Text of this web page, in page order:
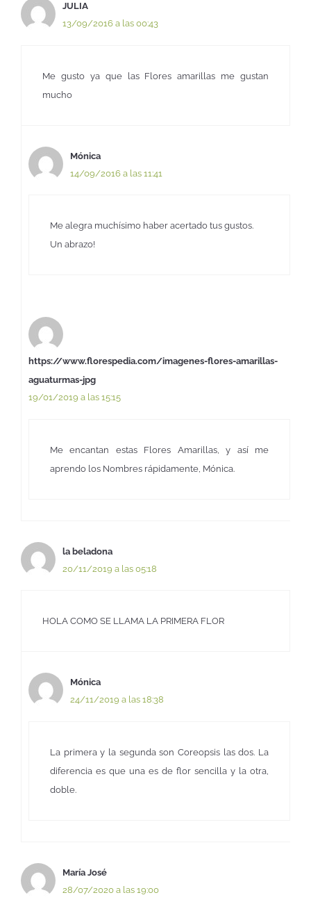
JULIA
13/09/2016 a las 00:43
Me gusto ya que las Flores amarillas me gustan
mucho
Mónica
14/09/2016 a las 11:41
Me alegra muchísimo haber acertado tus gustos.
Un abrazo!
https://www.florespedia.com/imagenes-flores-amarillas-
aguaturmas-jpg
19/01/2019 a las 15:15
Me encantan estas Flores Amarillas, y así me
aprendo los Nombres rápidamente, Mónica.
la beladona
20/11/2019 a las 05:18
HOLA COMO SE LLAMA LA PRIMERA FLOR
Mónica
24/11/2019 a las 18:38
La primera y la segunda son Coreopsis las dos. La
diferencia es que una es de flor sencilla y la otra,
doble.
María José
28/07/2020 a las 19:00